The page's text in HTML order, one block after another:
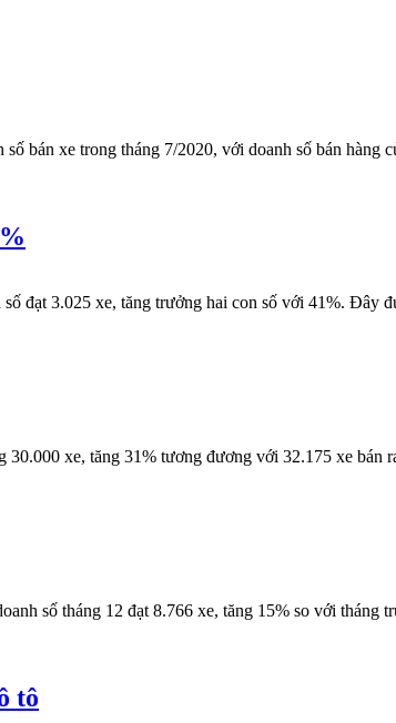
xe trong tháng 7/2020, với doanh số bán hàng
3.025 xe, tăng trưởng hai con số với 41%. Đây
xe, tăng 31% tương đương với 32.175 xe bán
số tháng 12 đạt 8.766 xe, tăng 15% so với tháng
tô